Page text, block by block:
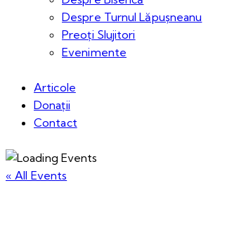
Despre Turnul Lăpușneanu
Preoți Slujitori
Evenimente
Articole
Donații
Contact
« All Events